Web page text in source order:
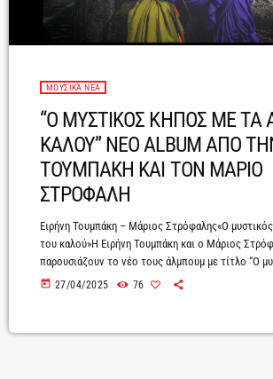
ΜΟΥΣΙΚΆ ΝΈΑ
“Ο ΜΥΣΤΙΚΟΣ ΚΗΠΟΣ ΜΕ ΤΑ
ΚΑΛΟΥ” ΝΕΟ ALBUM ΑΠΟ
ΤΟΥΜΠΑΚΗ ΚΑΙ ΤΟΝ ΜΑΡΙΟ
ΣΤΡΟΦΑΛΗ
Ειρήνη Τουμπάκη – Μάριος Στρόφαλης«Ο
του καλού»Η Ειρήνη Τουμπάκη και ο Μάριος
παρουσιάζουν το νέο τους άλμπουμ με τίτλο “Ο
τα άνθη του καλού”, μία συλλογή δώδεκα
Αλλαγιάννη Svarno, Γιάννη Παπαδάμη, Φωτεινής
today 27/04/2025 76